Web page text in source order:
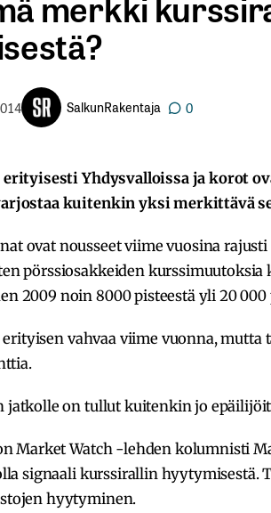
SalkunRakentaja 0
Yhdysvalloissa ja korot
kuitenkin yksi merkittävä
ovat nousseet viime vuosina
pörssiosakkeiden
2009 noin 8000 pisteestä yli 20 000
vahvaa viime vuonna, mutta
jatkolle on tullut kuitenkin jo
Market Watch -lehden kolumnisti
signaali kurssirallin hyytymisestä.
hyytyminen.